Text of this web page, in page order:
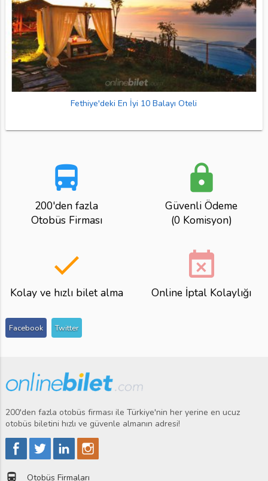
Fethiye'deki En İyi 10 Balayı Oteli
directions_bus
200'den fazla
Otobüs Firması
lock
Güvenli Ödeme
(0 Komisyon)
done
Kolay ve hızlı bilet alma
event_busy
Online İptal Kolaylığı
Facebook Twitter
200'den fazla otobüs firması ile Türkiye'nin her yerine en ucuz
otobüs biletini hızlı ve güvenle almanın adresi!
directions_bus Otobüs Firmaları